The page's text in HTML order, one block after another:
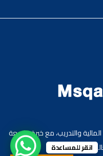
والتدريب، مع خبرة واسعة
والعربية.
انقر للمساعدة